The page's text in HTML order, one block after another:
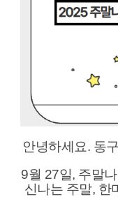
안녕하세요. 동
9월 27일, 주말
신나는 주말, 한